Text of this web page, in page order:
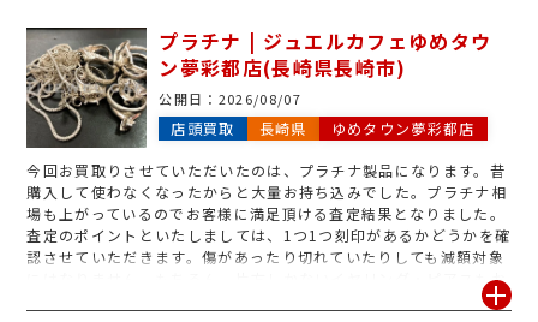
プラチナ | ジュエルカフェゆめタウ
ン夢彩都店(長崎県長崎市)
公開日： 2026/08/07
店頭買取 長崎県 ゆめタウン夢彩都店
今回お買取りさせていただいたのは、プラチナ製品になります。昔
購入して使わなくなったからと大量お持ち込みでした。プラチナ相
場も上がっているのでお客様に満足頂ける査定結果となりました。
査定のポイントといたしましては、1つ1つ刻印があるかどうかを確
認させていただきます。傷があったり切れていたりしても減額対象
にはなりません。もちろん、片方しかないイヤリング・ピアスもお
買取りさせていただきます♪使わないプラチナ製品があれば是非ジ